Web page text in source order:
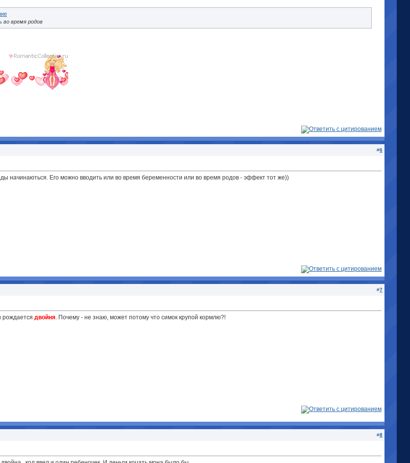
во время родов
#6
начинаються. Его можно вводить или во время беременности или во время родов - эффект тот же))
#7
рождается двойня. Почему - не знаю, может потому что симок крупой кормлю?!
#8